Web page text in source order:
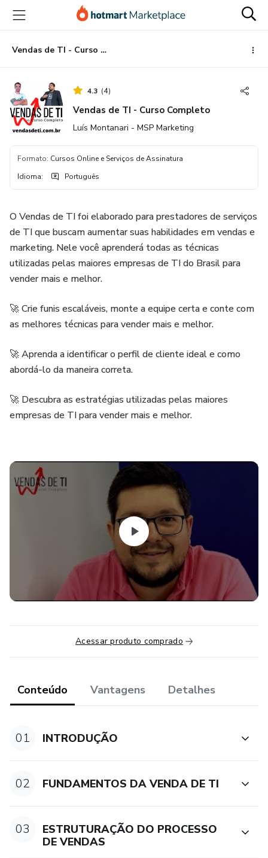
para
conteúdo
principal
para
pagamento
para
rodapé
Vendas de TI - Curso Completo
4.3 (4)
Vendas de TI - Curso Completo
Luís Montanari - MSP Marketing
Formato: Cursos Online e Serviços de Assinatura
Idioma: Português
O Vendas de TI foi elaborado para prestadores de serviços
de TI que buscam aumentar suas habilidades em vendas e
marketing. Nele você aprenderá todas as técnicas
utilizadas pelas maiores empresas de TI do Brasil para
vender mais e melhor.
🚀 Crie funis escaláveis, monte a equipe certa e conte com
as melhores técnicas para vender mais e melhor.
🚀 Aprenda a identificar o perfil de cliente ideal e como
abordá-lo da maneira correta.
🚀 Descubra as estratégias utilizadas pelas maiores
empresas de TI para vender mais e melhor.
Acessar produto comprado
Conteúdo Vantagens Detalhes
01 INTRODUÇÃO
02 FUNDAMENTOS DA VENDA DE TI
03
ESTRUTURAÇÃO DO PROCESSO
DE VENDAS